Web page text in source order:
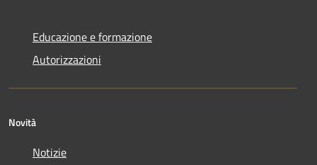
Educazione e formazione
Autorizzazioni
Novità
Notizie